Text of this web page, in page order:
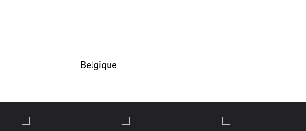
Belgique